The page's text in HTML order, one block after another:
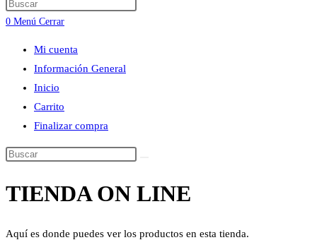
de
la
web
0 Menú Cerrar
Mi cuenta
Información General
Inicio
Carrito
Finalizar compra
Buscar
esta
TIENDA ON LINE
Aquí es donde puedes ver los productos en esta tienda.